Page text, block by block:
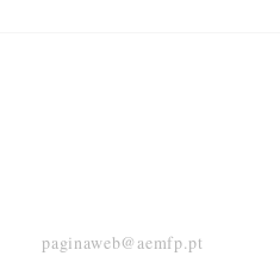
paginaweb@aemfp.pt